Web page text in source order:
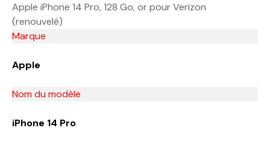
Apple iPhone 14 Pro, 128 Go, or pour Verizon
(renouvelé)
Marque
Apple
Nom du modèle
iPhone 14 Pro